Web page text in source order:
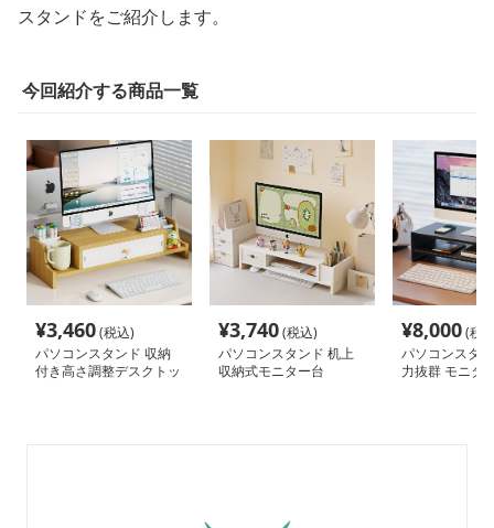
スタンドをご紹介します。
今回紹介する商品一覧
¥3,460(税込)
パソコンスタンド 収納
付き高さ調整デスクトッ
¥3,740(税込)
パソコンスタンド 机上
収納式モニター台
¥8,000(税
パソコンスタ
力抜群 モニタ